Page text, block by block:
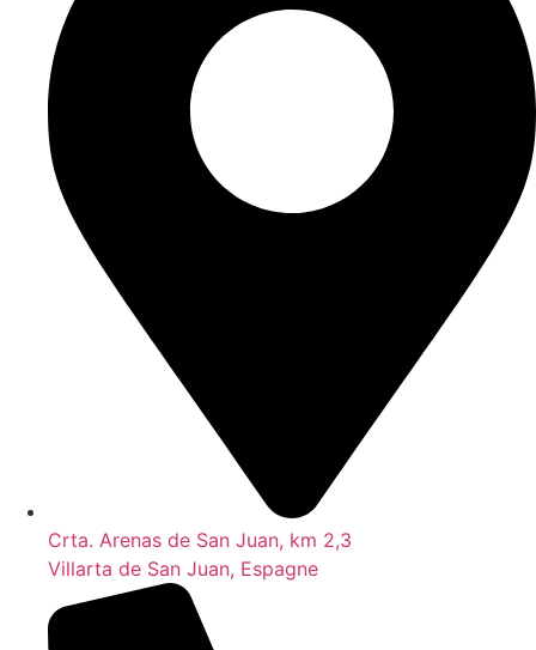
Crta. Arenas de San Juan, km 2,3
Villarta de San Juan, Espagne